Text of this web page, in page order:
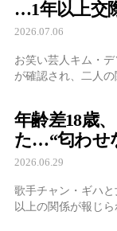
…1年以上交
まさかの結末
2026.07.06
お笑い芸人キム・
が確認され、二人の
年齢差18歳
た…“匂わせ
新カップル
2026.06.29
歌手チャン・ギハ
以上の関係が報じら